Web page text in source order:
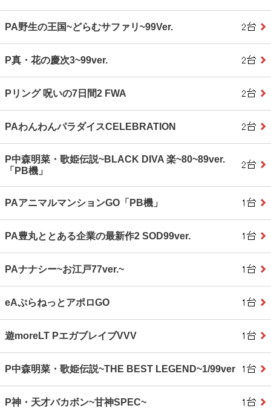
PA野生の王国~どらむサファリ~99Ver.
P真・花の慶次3~99ver.
Pリング 呪いの7日間2 FWA
PAわんわんパラダイスCELEBRATION
P中森明菜・歌姫伝説~BLACK DIVA 楽~80~89ver.
「PB機」
PAアニマルマンションGO「PB機」
PA豊丸ととある企業の最新作2 SOD99ver.
PAナナシー~お江戸77ver.~
eAぷらねっとアポロGO
遊moreLT PエガブレイブVVV
P中森明菜・歌姫伝説~THE BEST LEGEND~1/99ver
P神・天才バカボン~甘神SPEC~